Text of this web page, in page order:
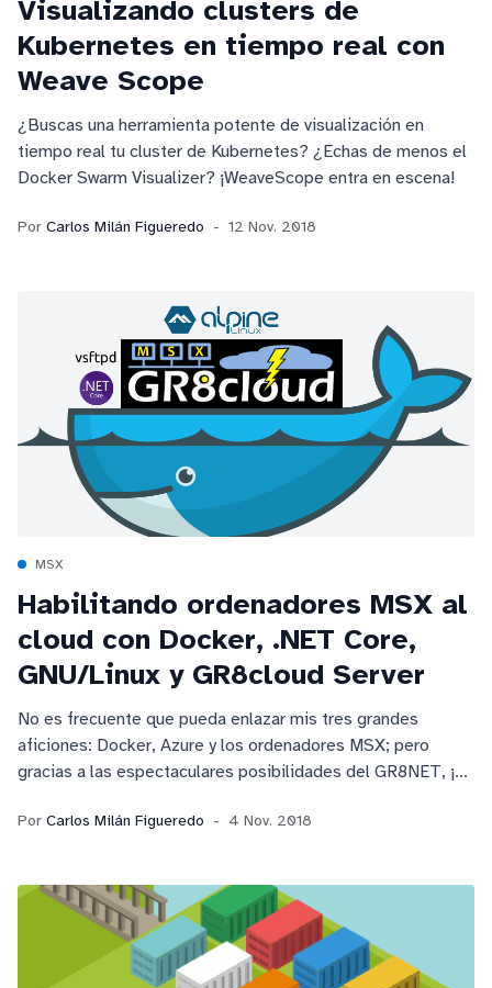
Visualizando clusters de
Kubernetes en tiempo real con
Weave Scope
¿Buscas una herramienta potente de visualización en
tiempo real tu cluster de Kubernetes? ¿Echas de menos el
Docker Swarm Visualizer? ¡WeaveScope entra en escena!
Por Carlos Milán Figueredo 12 Nov. 2018
MSX
Habilitando ordenadores MSX al
cloud con Docker, .NET Core,
GNU/Linux y GR8cloud Server
No es frecuente que pueda enlazar mis tres grandes
aficiones: Docker, Azure y los ordenadores MSX; pero
gracias a las espectaculares posibilidades del GR8NET, ¡el
Por Carlos Milán Figueredo 4 Nov. 2018